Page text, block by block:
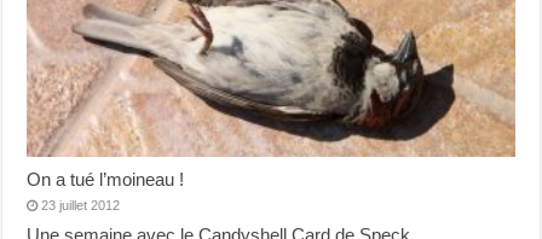
On a tué l’moineau !
23 juillet 2012
Une semaine avec le Candyshell Card de Speck